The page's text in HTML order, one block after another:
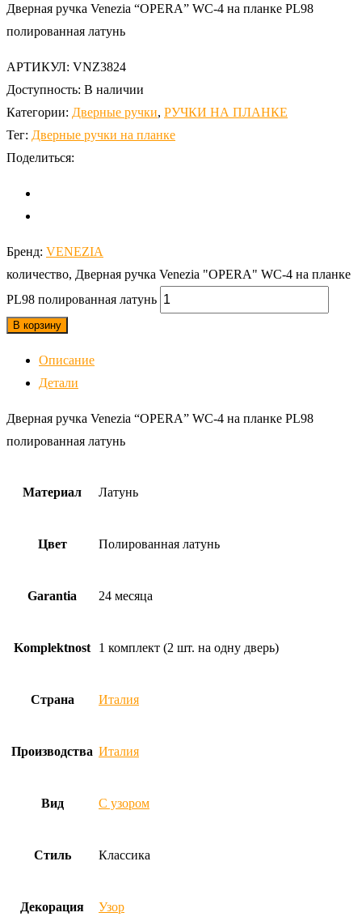
Дверная ручка Venezia “OPERA” WC-4 на планке PL98
полированная латунь
АРТИКУЛ: VNZ3824
Доступность: В наличии
Категории: Дверные ручки, РУЧКИ НА ПЛАНКЕ
Тег: Дверные ручки на планке
Поделиться:
Бренд: VENEZIA
количество, Дверная ручка Venezia "OPERA" WC-4 на планке
PL98 полированная латунь
В корзину
Описание
Детали
Дверная ручка Venezia “OPERA” WC-4 на планке PL98
полированная латунь
Материал Латунь
Цвет Полированная латунь
Garantia 24 месяца
Komplektnost 1 комплект (2 шт. на одну дверь)
Страна Италия
Производства Италия
Вид С узором
Стиль Классика
Декорация Узор